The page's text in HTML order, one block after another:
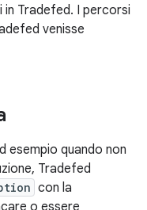
in Tradefed. I percorsi
venisse
esempio quando non
Tradefed
con la
o essere